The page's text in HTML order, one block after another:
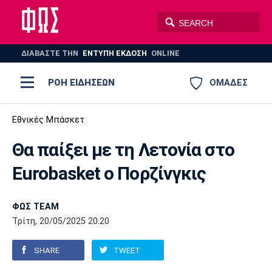
ΔΙΑΒΑΣΤΕ THN ΕΝΤΥΠΗ ΕΚΔΟΣΗ ONLINE
ΟΜΑΔΕΣ
ΡΟΗ ΕΙΔΗΣΕΩΝ
ΠΟΔΟΣΦΑΙΡΟ
ΒΟΛΕΪ ΠΟΛΟ ΣΠΟΡ
AUTO-MOTO
Ποδόσφαιρο
Super League 1
Super League 2
Γ Εθνική
Ελλάδα
Μπάσκετ
Ελλάδα
Εθνική
EuroLeague
Ολυμπιακοί Αγώνες
Βόλεϊ
Πόλο
Ολυμπιακός ΑΕΚ ΠΑΟΚ
Παναθηναϊκός Ατρόμητος
Εθνικές Μπάσκετ
Θα παίξει με τη Λετονία στο
Eurobasket ο Πορζίνγκις
ΦΩΣ TEAM
Τρίτη, 20/05/2025 20:20
SHARE TWEET